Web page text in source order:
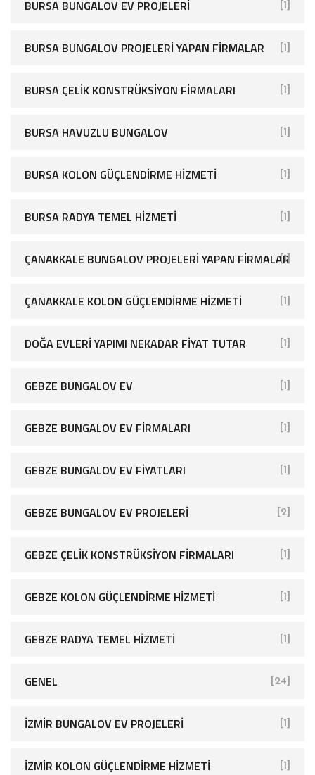
BURSA BUNGALOV EV PROJELERI [1]
BURSA BUNGALOV PROJELERI YAPAN FIRMALAR [1]
BURSA ÇELIK KONSTRÜKSIYON FIRMALARI [1]
BURSA HAVUZLU BUNGALOV [1]
BURSA KOLON GÜÇLENDIRME HIZMETI [1]
BURSA RADYA TEMEL HIZMETI [1]
ÇANAKKALE BUNGALOV PROJELERI YAPAN FIRMALAR
[1]
ÇANAKKALE KOLON GÜÇLENDIRME HIZMETI [1]
DOĞA EVLERI YAPIMI NEKADAR FIYAT TUTAR [1]
GEBZE BUNGALOV EV [1]
GEBZE BUNGALOV EV FIRMALARI [1]
GEBZE BUNGALOV EV FIYATLARI [1]
GEBZE BUNGALOV EV PROJELERI [2]
GEBZE ÇELIK KONSTRÜKSIYON FIRMALARI [1]
GEBZE KOLON GÜÇLENDIRME HIZMETI [1]
GEBZE RADYA TEMEL HIZMETI [1]
GENEL [24]
İZMIR BUNGALOV EV PROJELERI [1]
İZMIR KOLON GÜÇLENDIRME HIZMETI [1]